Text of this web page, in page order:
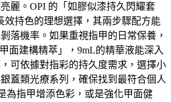
麗。OPI 的「如膠似漆持久閃耀套
效持色的理想選擇，其兩步驟配方能
落機率。如果重視指甲的日常保養，
面建構精萃」，9mL的精華液能深入
可依據對指彩的持久度需求，選擇小
蓋類光療系列，確保找到最符合個人
為指甲增添色彩，或是強化甲面健